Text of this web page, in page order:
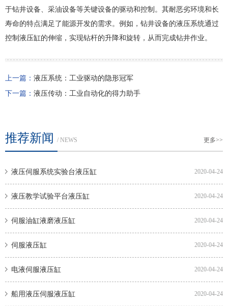
于钻井设备、采油设备等关键设备的驱动和控制。其耐恶劣环境和长
寿命的特点满足了能源开发的需求。例如，钻井设备的液压系统通过
控制液压缸的伸缩，实现钻杆的升降和旋转，从而完成钻井作业。
上一篇： 液压系统：工业驱动的隐形冠军
下一篇： 液压传动：工业自动化的得力助手
推荐新闻 / NEWS 更多>>
2020-04-24
液压伺服系统实验台液压缸
2020-04-24
液压教学试验平台液压缸
2020-04-24
伺服油缸液磨液压缸
2020-04-24
伺服液压缸
2020-04-24
电液伺服液压缸
2020-04-24
船用液压伺服液压缸